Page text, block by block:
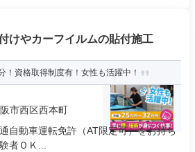
けやカーフイルムの貼付施⼯
！資格取得制度有！女性も活躍中！
市西区西本町
⾃動⾞運転免許（AT限定可）をお持ち
者ＯＫ...